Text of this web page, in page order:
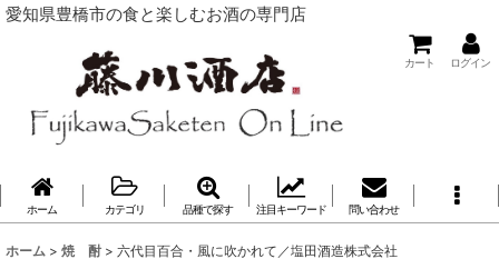
愛知県豊橋市の食と楽しむお酒の専門店
カート ログイン
ホーム カテゴリ 品種で探す 注目キーワード 問い合わせ
ホーム > 焼 酎 > 六代目百合・風に吹かれて／塩田酒造株式会社